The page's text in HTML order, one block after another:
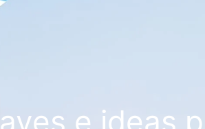
e ideas